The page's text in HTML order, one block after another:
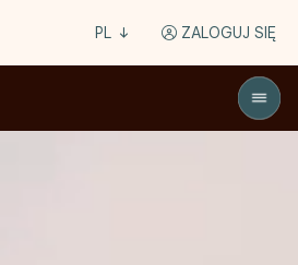
PL ZALOGUJ SIĘ